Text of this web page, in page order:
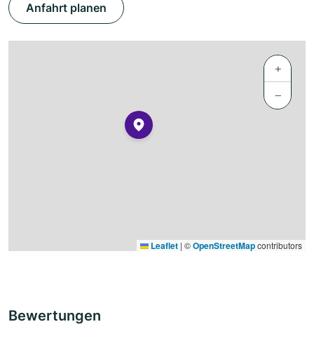
Anfahrt planen
+
−
Leaflet | ©OpenStreetMapcontributors
Bewertungen